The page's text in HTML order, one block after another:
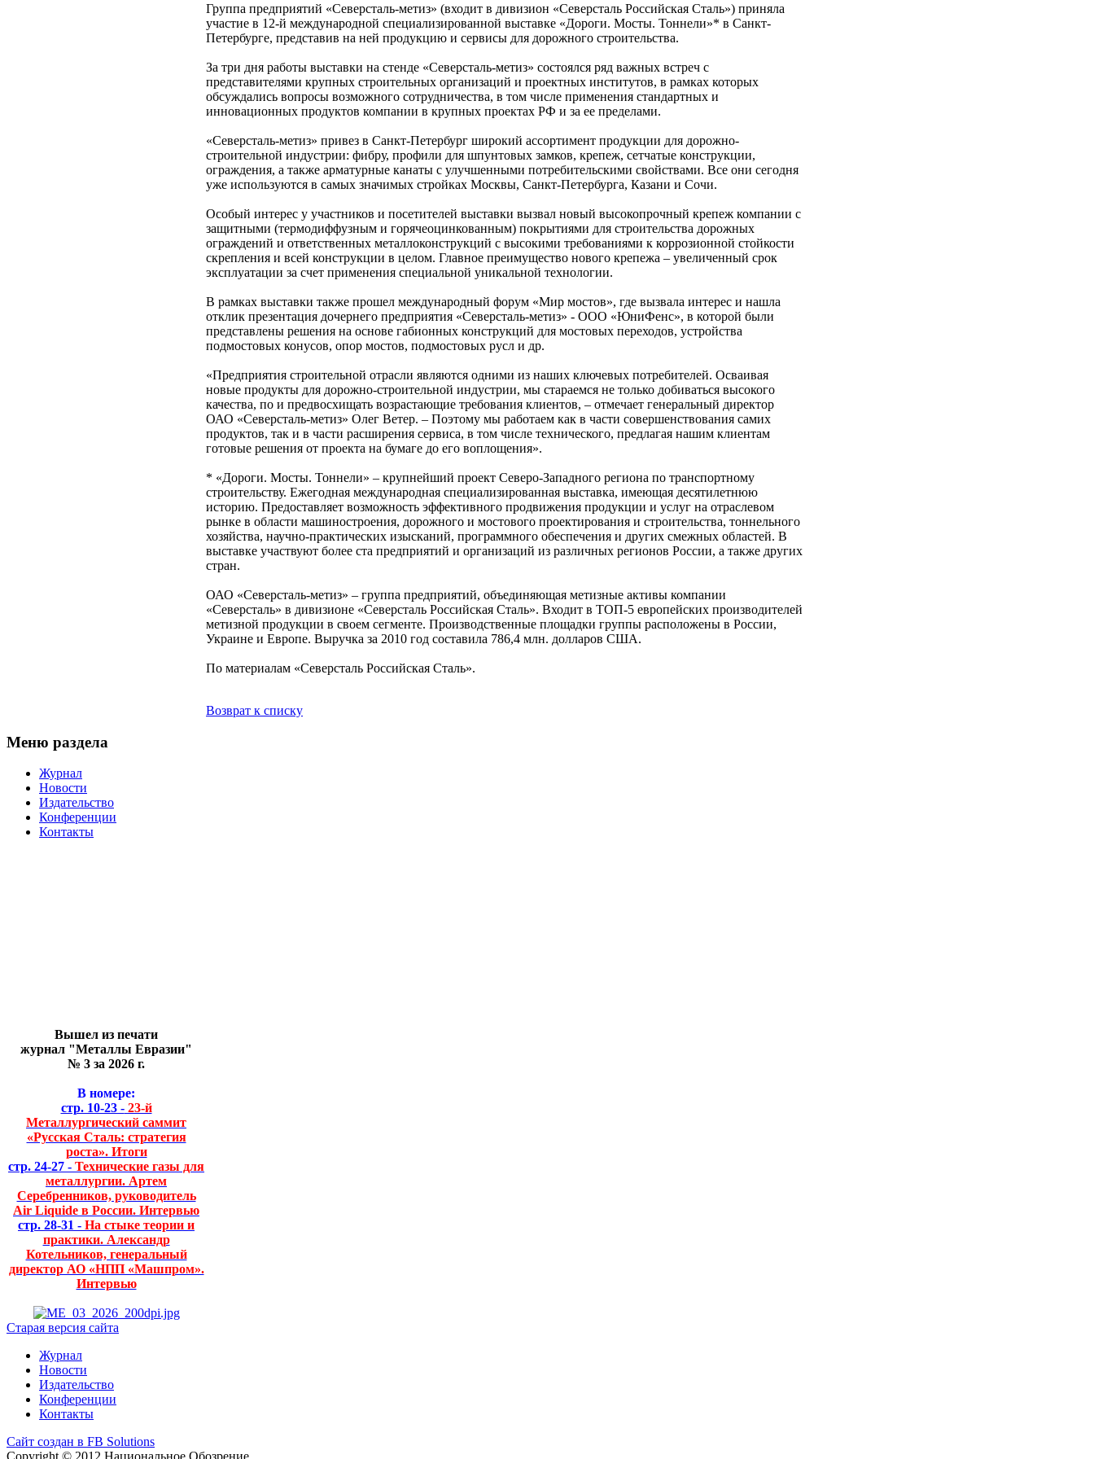
Группа предприятий «Северсталь-метиз» (входит в дивизион «Северсталь Российская Сталь») приняла
участие в 12-й международной специализированной выставке «Дороги. Мосты. Тоннели»* в Санкт-
Петербурге, представив на ней продукцию и сервисы для дорожного строительства.
За три дня работы выставки на стенде «Северсталь-метиз» состоялся ряд важных встреч с
представителями крупных строительных организаций и проектных институтов, в рамках которых
обсуждались вопросы возможного сотрудничества, в том числе применения стандартных и
инновационных продуктов компании в крупных проектах РФ и за ее пределами.
«Северсталь-метиз» привез в Санкт-Петербург широкий ассортимент продукции для дорожно-
строительной индустрии: фибру, профили для шпунтовых замков, крепеж, сетчатые конструкции,
ограждения, а также арматурные канаты с улучшенными потребительскими свойствами. Все они сегодня
уже используются в самых значимых стройках Москвы, Санкт-Петербурга, Казани и Сочи.
Особый интерес у участников и посетителей выставки вызвал новый высокопрочный крепеж компании с
защитными (термодиффузным и горячеоцинкованным) покрытиями для строительства дорожных
ограждений и ответственных металлоконструкций с высокими требованиями к коррозионной стойкости
скрепления и всей конструкции в целом. Главное преимущество нового крепежа – увеличенный срок
эксплуатации за счет применения специальной уникальной технологии.
В рамках выставки также прошел международный форум «Мир мостов», где вызвала интерес и нашла
отклик презентация дочернего предприятия «Северсталь-метиз» - ООО «ЮниФенс», в которой были
представлены решения на основе габионных конструкций для мостовых переходов, устройства
подмостовых конусов, опор мостов, подмостовых русл и др.
«Предприятия строительной отрасли являются одними из наших ключевых потребителей. Осваивая
новые продукты для дорожно-строительной индустрии, мы стараемся не только добиваться высокого
качества, по и предвосхищать возрастающие требования клиентов, – отмечает генеральный директор
ОАО «Северсталь-метиз» Олег Ветер. – Поэтому мы работаем как в части совершенствования самих
продуктов, так и в части расширения сервиса, в том числе технического, предлагая нашим клиентам
готовые решения от проекта на бумаге до его воплощения».
* «Дороги. Мосты. Тоннели» – крупнейший проект Северо-Западного региона по транспортному
строительству. Ежегодная международная специализированная выставка, имеющая десятилетнюю
историю. Предоставляет возможность эффективного продвижения продукции и услуг на отраслевом
рынке в области машиностроения, дорожного и мостового проектирования и строительства, тоннельного
хозяйства, научно-практических изысканий, программного обеспечения и других смежных областей. В
выставке участвуют более ста предприятий и организаций из различных регионов России, а также других
стран.
ОАО «Северсталь-метиз» – группа предприятий, объединяющая метизные активы компании
«Северсталь» в дивизионе «Северсталь Российская Сталь». Входит в ТОП-5 европейских производителей
метизной продукции в своем сегменте. Производственные площадки группы расположены в России,
Украине и Европе. Выручка за 2010 год составила 786,4 млн. долларов США.
По материалам «Северсталь Российская Сталь».
Возврат к списку
Меню раздела
Журнал
Новости
Издательство
Конференции
Контакты
Вышел из печати
журнал "Металлы Евразии"
№ 3 за 2026 г.
В номере:
стр. 10-23 -23-й
Металлургический саммит
«Русская Сталь: стратегия
роста». Итоги
стр. 24-27 - Технические газы для
металлургии. Артем
Серебренников, руководитель
Air Liquide в России. Интервью
стр. 28-31 - На стыке теории и
практики. Александр
Котельников, генеральный
директор АО «НПП «Машпром».
Интервью
Старая версия сайта
Журнал
Новости
Издательство
Конференции
Контакты
Сайт создан в FB Solutions